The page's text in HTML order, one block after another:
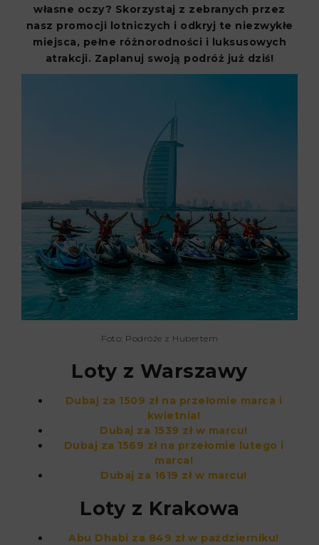
własne oczy? Skorzystaj z zebranych przez
nasz promocji lotniczych i odkryj te niezwykłe
miejsca, pełne różnorodności i luksusowych
atrakcji. Zaplanuj swoją podróż już dziś!
Foto: Podróże z Hubertem
Loty z Warszawy
Dubaj za 1509 zł na przełomie marca i
kwietnia!
Dubaj za 1539 zł w marcu!
Dubaj za 1569 zł na przełomie lutego i
marca!
Dubaj za 1619 zł w marcu!
Loty z Krakowa
Abu Dhabi za 849 zł w październiku!